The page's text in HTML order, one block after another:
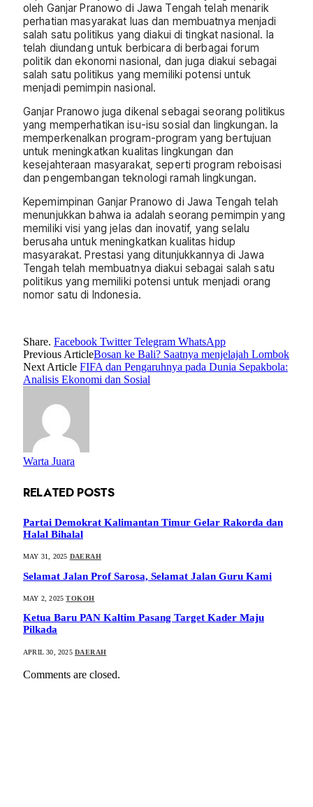
oleh Ganjar Pranowo di Jawa Tengah telah menarik
perhatian masyarakat luas dan membuatnya menjadi
salah satu politikus yang diakui di tingkat nasional. Ia
telah diundang untuk berbicara di berbagai forum
politik dan ekonomi nasional, dan juga diakui sebagai
salah satu politikus yang memiliki potensi untuk
menjadi pemimpin nasional.
Ganjar Pranowo juga dikenal sebagai seorang politikus
yang memperhatikan isu-isu sosial dan lingkungan. Ia
memperkenalkan program-program yang bertujuan
untuk meningkatkan kualitas lingkungan dan
kesejahteraan masyarakat, seperti program reboisasi
dan pengembangan teknologi ramah lingkungan.
Kepemimpinan Ganjar Pranowo di Jawa Tengah telah
menunjukkan bahwa ia adalah seorang pemimpin yang
memiliki visi yang jelas dan inovatif, yang selalu
berusaha untuk meningkatkan kualitas hidup
masyarakat. Prestasi yang ditunjukkannya di Jawa
Tengah telah membuatnya diakui sebagai salah satu
politikus yang memiliki potensi untuk menjadi orang
nomor satu di Indonesia.
Share. Facebook Twitter Telegram WhatsApp
Previous ArticleBosan ke Bali? Saatnya menjelajah Lombok
Next Article FIFA dan Pengaruhnya pada Dunia Sepakbola:
Analisis Ekonomi dan Sosial
Warta Juara
RELATED POSTS
Partai Demokrat Kalimantan Timur Gelar Rakorda dan
Halal Bihalal
MAY 31, 2025 DAERAH
Selamat Jalan Prof Sarosa, Selamat Jalan Guru Kami
MAY 2, 2025 TOKOH
Ketua Baru PAN Kaltim Pasang Target Kader Maju
Pilkada
APRIL 30, 2025 DAERAH
Comments are closed.